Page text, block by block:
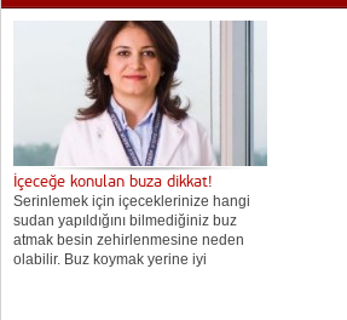
İçeceğe konulan buza dikkat!
Serinlemek için içeceklerinize hangi
sudan yapıldığını bilmediğiniz buz
atmak besin zehirlenmesine neden
olabilir. Buz koymak yerine iyi